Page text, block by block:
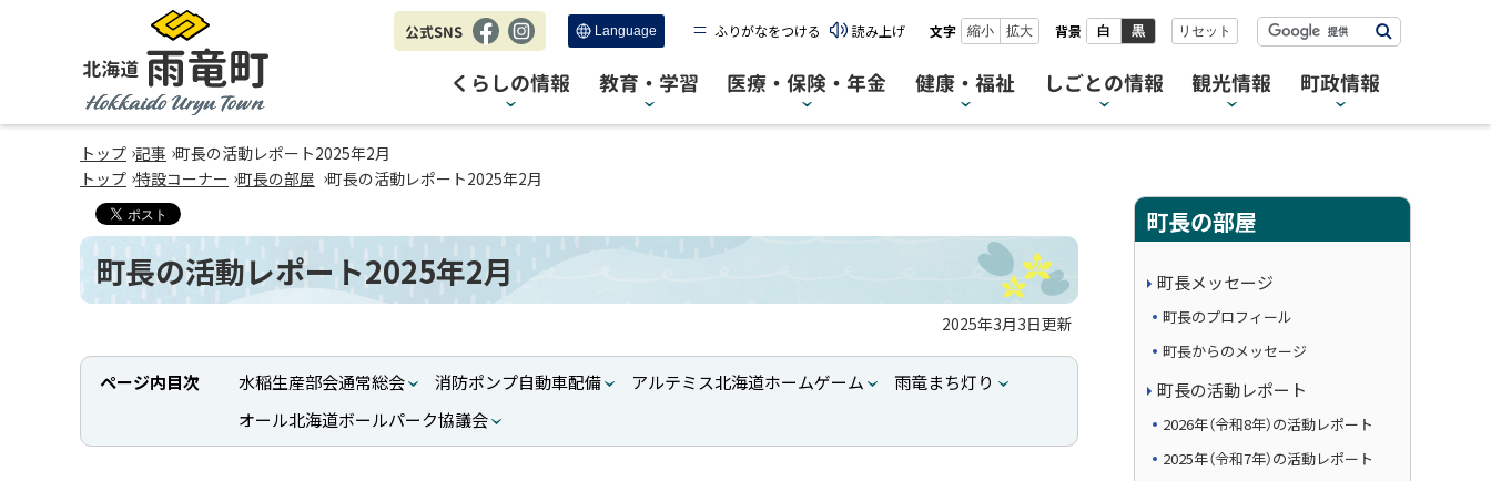
北海道 雨竜町
Hokkaido Uryu Town
公式SNS
Fac
eb
oo
Ins
tag
ra
m
ふりがなをつける 読み上げ 文字 縮小 拡大 背景 白 黒 リセット
索
くらしの情報 教育・学習 医療・保険・年金 健康・福祉 しごとの情報 観光情報 町政情報
トップ ›記事 ›町長の活動レポート2025年2月
トップ ›特設コーナー ›町長の部屋 ›町長の活動レポート2025年2月
町長の活動レポート2025年2月
2025年3月3日更新
ページ内目次 水稲生産部会通常総会 消防ポンプ自動車配備 アルテミス北海道ホームゲーム
雨竜まち灯り
オール北海道ボールパーク協議会
町長の部屋
町長メッセージ
町長のプロフィール
町長からのメッセージ
町長の活動レポート
2026年（令和8年）の活動レポート
2025年（令和7年）の活動レポート